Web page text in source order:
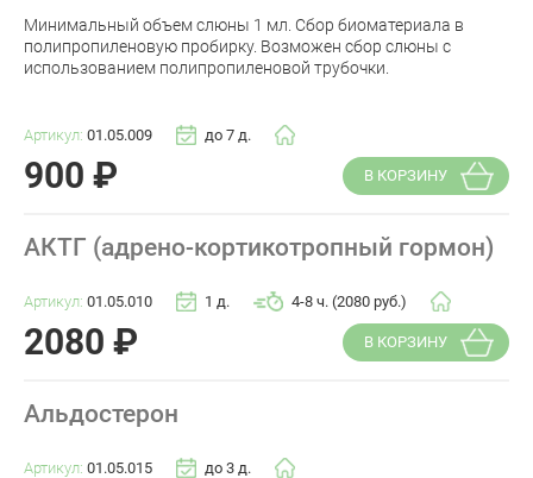
Минимальный объем слюны 1 мл. Сбор биоматериала в
полипропиленовую пробирку. Возможен сбор слюны с
использованием полипропиленовой трубочки.
Артикул: 01.05.009 до 7 д.
900 ₽ В КОРЗИНУ
АКТГ (адрено-кортикотропный гормон)
Артикул: 01.05.010 1 д. 4-8 ч. (2080 руб.)
2080 ₽ В КОРЗИНУ
Альдостерон
Артикул: 01.05.015 до 3 д.